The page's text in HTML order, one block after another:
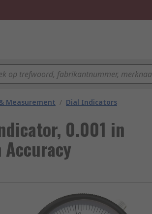
Measurement / Dial Indicators
0.001 in